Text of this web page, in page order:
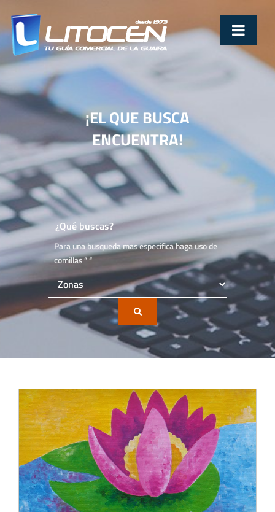
¡EL QUE BUSCA
ENCUENTRA!
Para una busqueda mas especifica haga uso de
comillas ” “